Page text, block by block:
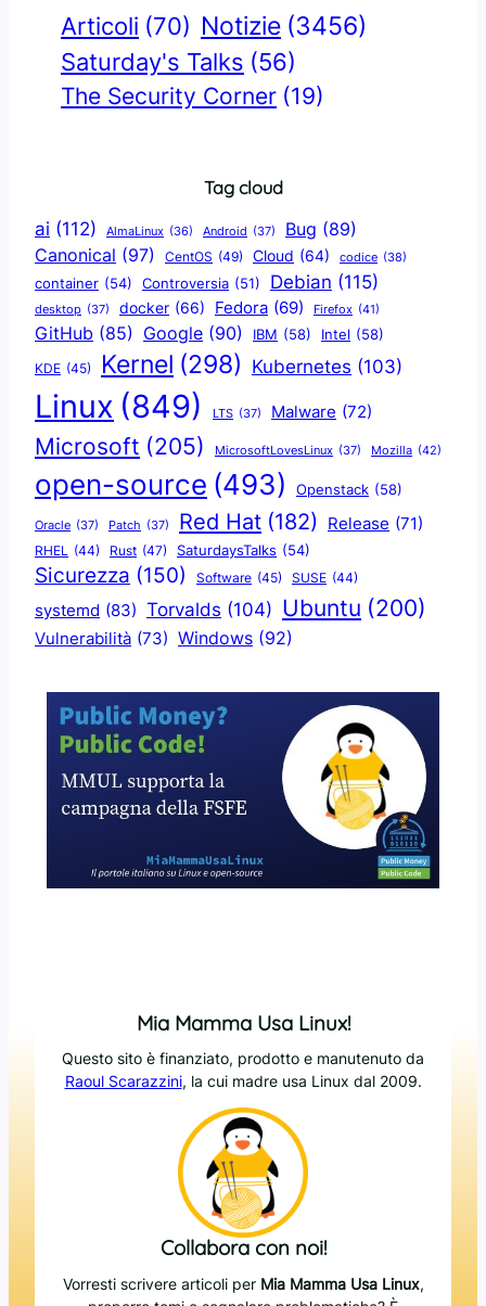
Articoli (70) Notizie (3456)
Saturday's Talks (56)
The Security Corner (19)
Tag cloud
ai (112) AlmaLinux (36) Android (37) Bug (89)
Canonical (97) CentOS (49) Cloud (64) codice (38)
container (54) Controversia (51) Debian (115)
desktop (37) docker (66) Fedora (69) Firefox (41)
GitHub (85) Google (90) IBM (58) Intel (58)
KDE (45) Kernel (298) Kubernetes (103)
Linux (849) LTS (37) Malware (72)
Microsoft (205) MicrosoftLovesLinux (37) Mozilla (42)
open-source (493) Openstack (58)
Oracle (37) Patch (37) Red Hat (182) Release (71)
RHEL (44) Rust (47) SaturdaysTalks (54)
Sicurezza (150) Software (45) SUSE (44)
systemd (83) Torvalds (104) Ubuntu (200)
Vulnerabilità (73) Windows (92)
Mia Mamma Usa Linux!
Questo sito è finanziato, prodotto e manutenuto da
Raoul Scarazzini, la cui madre usa Linux dal 2009.
Collabora con noi!
Vorresti scrivere articoli per Mia Mamma Usa Linux,